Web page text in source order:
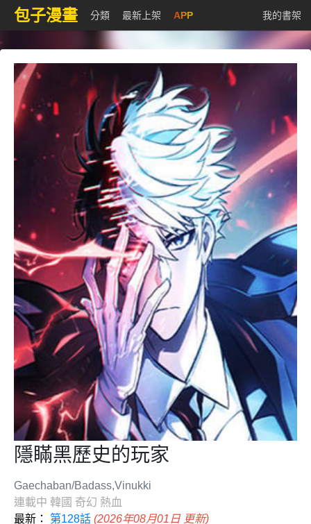
包子漫畫 分類 最新上架 APP 我的書架
隱瞞黑歷史的玩家
Gaechaban/Badass,Vinukki
連載中 韓國 奇幻 熱血
最新： 第128話 (2026年08月01日 更新)